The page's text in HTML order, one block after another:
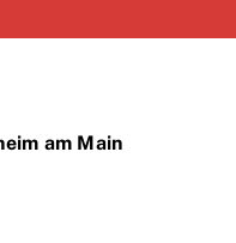
am Main